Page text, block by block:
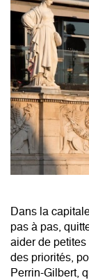
Dans la
pas à pas,
aider de
des priorités,
Perrin-Gilbert,